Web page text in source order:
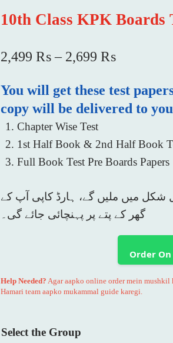
10th Class KPK Boards
2,499 ₨ – 2,699 ₨Price
2,499 ₨
2,699 ₨
You will get these test
copy will be delivered to
Chapter Wise Test
1st Half Book & 2nd Half Book
Full Book Test Pre Boards Papers
شکل میں ملیں گے، ہارڈ کاپی آپ کے
گھر کے پتے پر پہنچائی جائے گی۔
Order
Help Needed? Agar aapko online order mein
Hamari team aapko mukammal guide karegi.
Select the Group